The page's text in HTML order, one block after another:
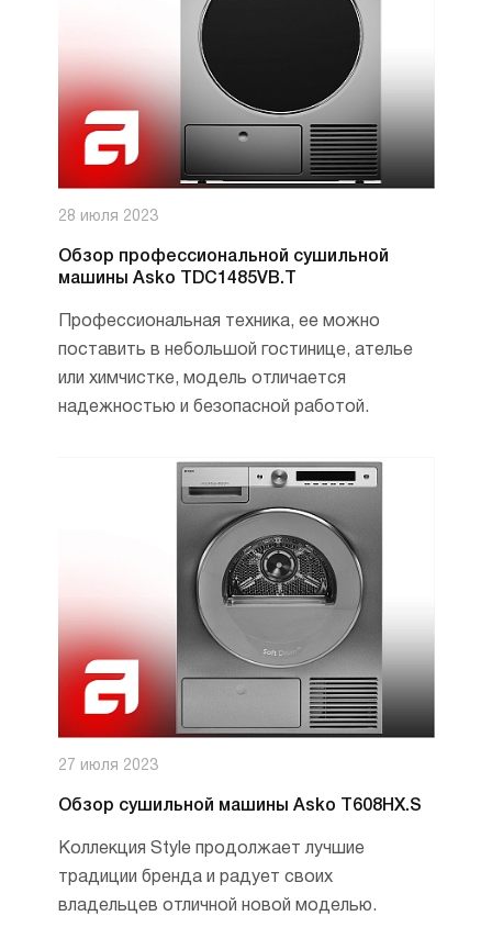
28 июля 2023
Обзор профессиональной сушильной
машины Asko TDC1485VB.T
Профессиональная техника, ее можно
поставить в небольшой гостинице, ателье
или химчистке, модель отличается
надежностью и безопасной работой.
27 июля 2023
Обзор сушильной машины Asko T608HX.S
Коллекция Style продолжает лучшие
традиции бренда и радует своих
владельцев отличной новой моделью.